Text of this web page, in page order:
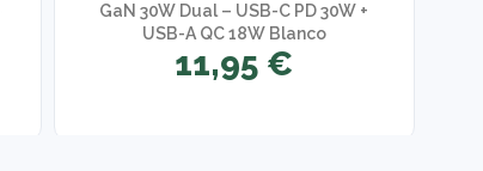
GaN 30W Dual – USB-C PD 30W +
USB-A QC 18W Blanco
11,95 €